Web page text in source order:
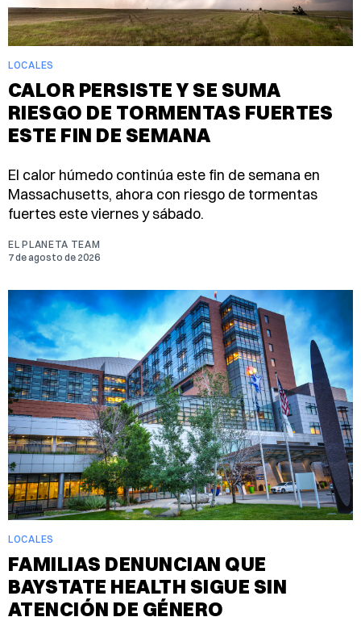
LOCALES
CALOR PERSISTE Y SE SUMA
RIESGO DE TORMENTAS FUERTES
ESTE FIN DE SEMANA
El calor húmedo continúa este fin de semana en
Massachusetts, ahora con riesgo de tormentas
fuertes este viernes y sábado.
EL PLANETA TEAM
7 de agosto de 2026
LOCALES
FAMILIAS DENUNCIAN QUE
BAYSTATE HEALTH SIGUE SIN
ATENCIÓN DE GÉNERO